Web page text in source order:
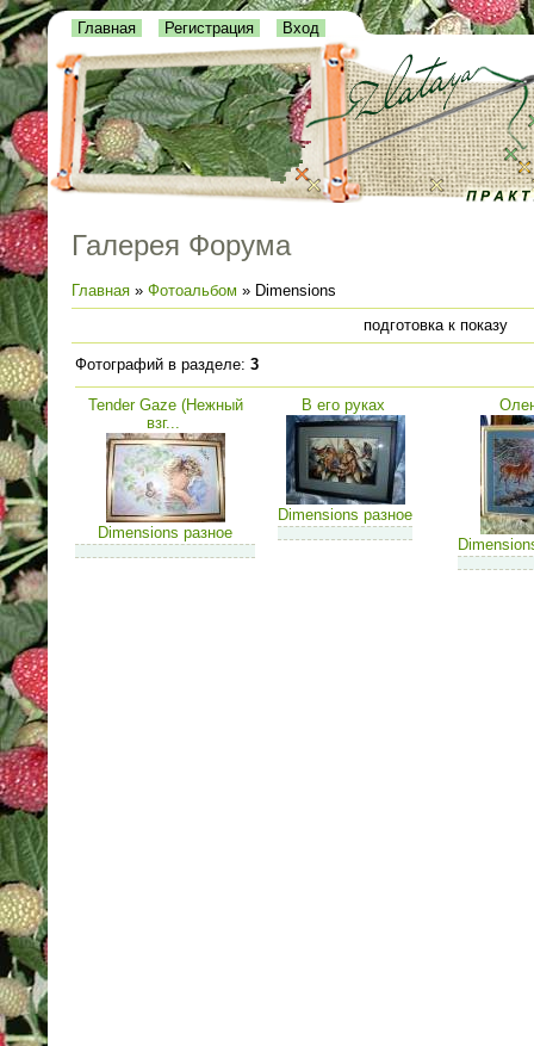
Главная Регистрация Вход
Галерея Форума
Главная » Фотоальбом » Dimensions
подготовка к показу
Фотографий в разделе: 3
Tender Gaze (Нежный
взг...
Dimensions разное
В его руках
Dimensions разное